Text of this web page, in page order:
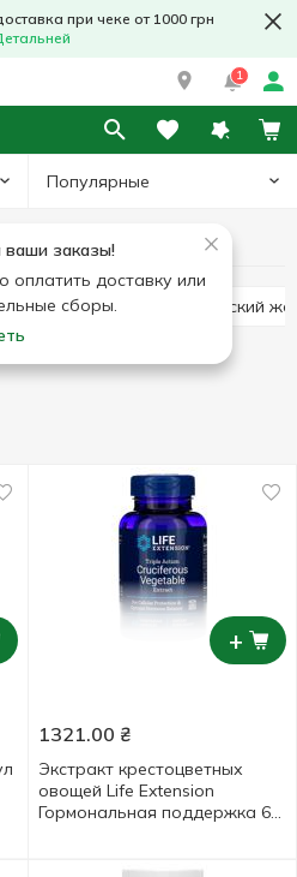
при чеке от 1000 грн
1
Популярные
ваши заказы!
оплатить доставку или
сборы.
Лечебные грибы и травы Лечебные травы
Ашваганда (индийский
+
1321.00 ₴
Экстракт крестоцветных
овощей Life Extension
Гормональная поддержка 60